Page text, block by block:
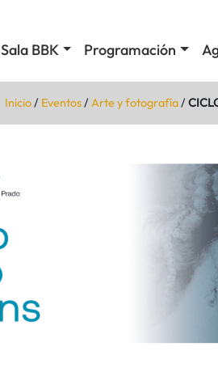
Sala BBK Programación
Inicio/ Eventos/Arte y fotografía/